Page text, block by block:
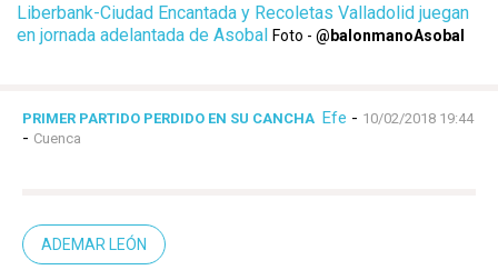
Liberbank-Ciudad Encantada y Recoletas Valladolid juegan
en jornada adelantada de Asobal Foto - @balonmanoAsobal
PRIMER PARTIDO PERDIDO EN SU CANCHA Efe - 10/02/2018 19:44
- Cuenca
ADEMAR LEÓN